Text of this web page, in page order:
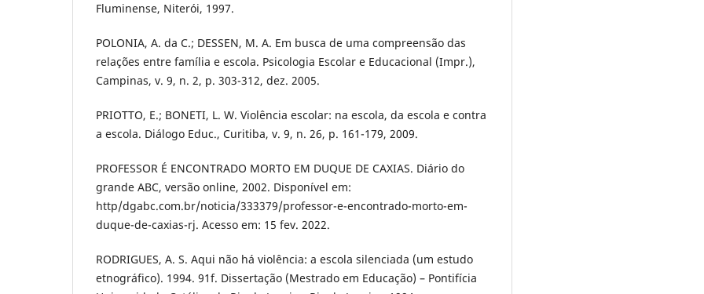
Fluminense, Niterói, 1997.
POLONIA, A. da C.; DESSEN, M. A. Em busca de uma compreensão das
relações entre família e escola. Psicologia Escolar e Educacional (Impr.),
Campinas, v. 9, n. 2, p. 303-312, dez. 2005.
PRIOTTO, E.; BONETI, L. W. Violência escolar: na escola, da escola e contra
a escola. Diálogo Educ., Curitiba, v. 9, n. 26, p. 161-179, 2009.
PROFESSOR É ENCONTRADO MORTO EM DUQUE DE CAXIAS. Diário do
grande ABC, versão online, 2002. Disponível em:
http/dgabc.com.br/noticia/333379/professor-e-encontrado-morto-em-
duque-de-caxias-rj. Acesso em: 15 fev. 2022.
RODRIGUES, A. S. Aqui não há violência: a escola silenciada (um estudo
etnográfico). 1994. 91f. Dissertação (Mestrado em Educação) – Pontifícia